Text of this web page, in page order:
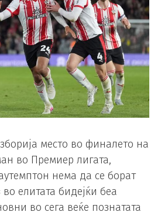
место во финалето на
во Премиер лигата,
нема да се борат
елитата бидејќи беа
во сега веќе познатата